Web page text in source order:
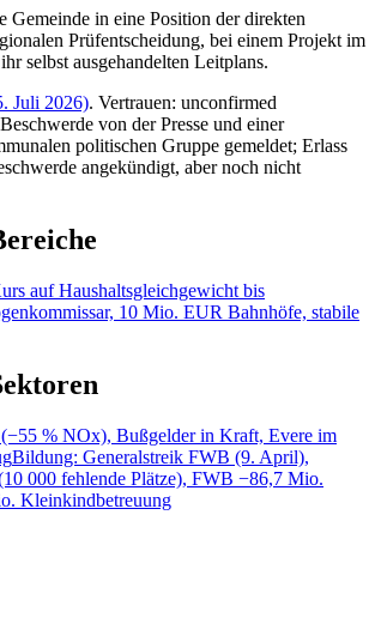
Gemeinde in eine Position der direkten
Prüfentscheidung, bei einem Projekt im
selbst ausgehandelten Leitplans.
Juli 2026). Vertrauen: unconfirmed
von der Presse und einer
politischen Gruppe gemeldet; Erlass
angekündigt, aber noch nicht
auf Haushaltsgleichgewicht bis
10 Mio. EUR Bahnhöfe, stabile
% NOx), Bußgelder in Kraft, Evere im
Bildung: Generalstreik FWB (9. April),
000 fehlende Plätze), FWB −86,7 Mio.
Kleinkindbetreuung